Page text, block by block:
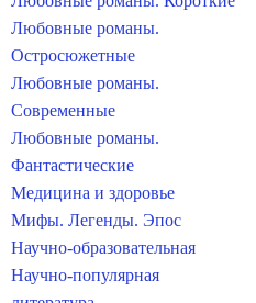
Любовные романы.
Остросюжетные
Любовные романы.
Современные
Любовные романы.
Фантастические
Медицина и здоровье
Мифы. Легенды. Эпос
Научно-образовательная
Научно-популярная